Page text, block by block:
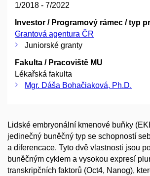
1/2018 - 7/2022
Investor / Programový rámec / typ
Grantová agentura ČR
Juniorské granty
Fakulta / Pracoviště MU
Lékařská fakulta
Mgr. Dáša Bohačiaková, Ph.D.
Lidské embryonální kmenové buňky
jedinečný buněčný typ se schopností
a diferencace. Tyto dvě vlastnosti jsou
buněčným cyklem a vysokou expresí
transkripčních faktorů (Oct4, Nanog),